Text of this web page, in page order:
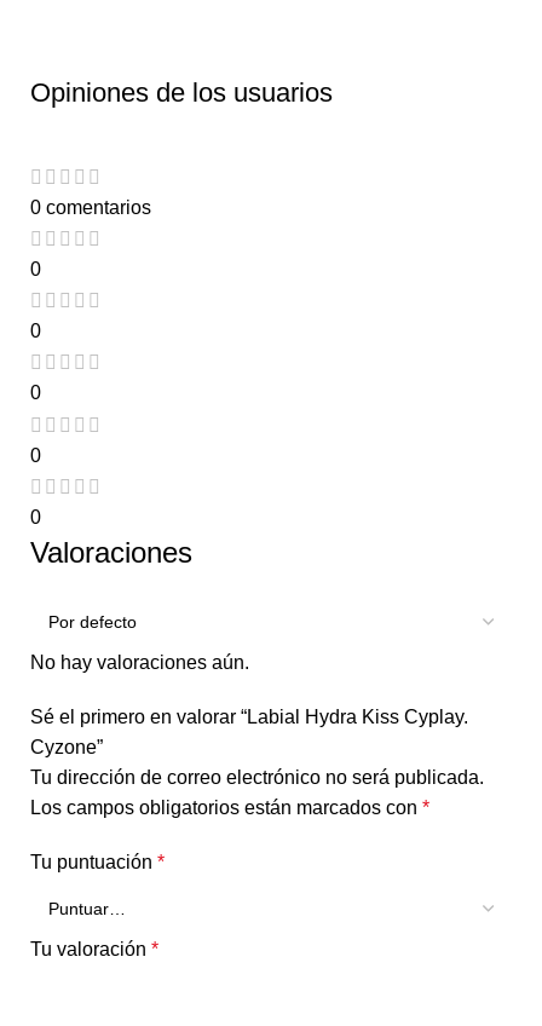
Opiniones de los usuarios
0 comentarios
0
0
0
0
0
Valoraciones
No hay valoraciones aún.
Sé el primero en valorar “Labial Hydra Kiss Cyplay​.
Cyzone”
Tu dirección de correo electrónico no será publicada.
Los campos obligatorios están marcados con *
Tu puntuación *
Tu valoración *